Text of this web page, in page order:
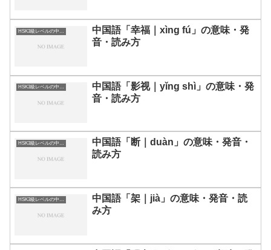
中国語「幸福｜xìng fú」の意味・発
音・読み方
HSK3級レベルの中国語
中国語「影视｜yǐng shì」の意味・発
音・読み方
HSK3級レベルの中国語
中国語「断｜duàn」の意味・発音・
読み方
HSK3級レベルの中国語
中国語「架｜jià」の意味・発音・読
み方